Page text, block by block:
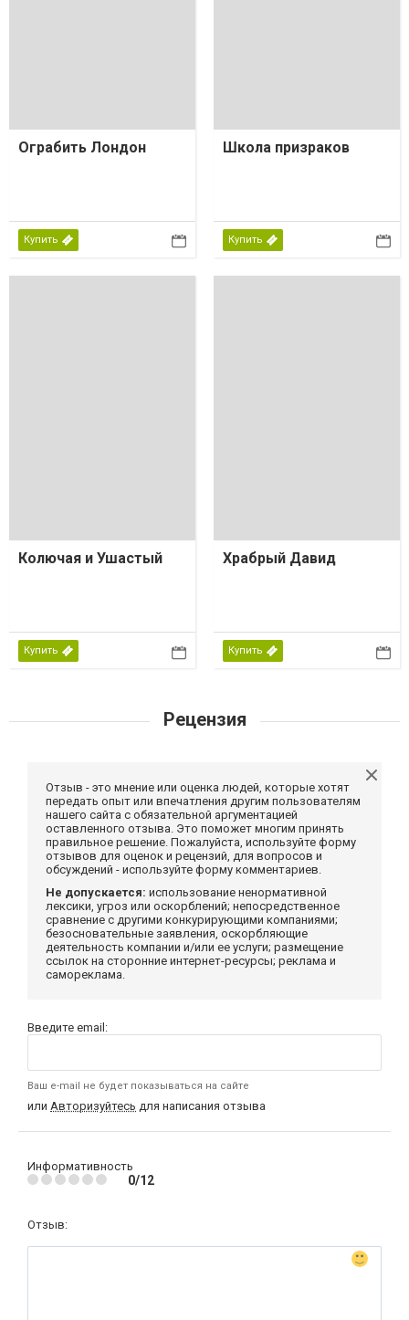
Ограбить Лондон
Купить
Школа призраков
Купить
Колючая и Ушастый
Купить
Храбрый Давид
Купить
Рецензия
Отзыв - это мнение или оценка людей, которые хотят
передать опыт или впечатления другим пользователям
нашего сайта с обязательной аргументацией
оставленного отзыва. Это поможет многим принять
правильное решение. Пожалуйста, используйте форму
отзывов для оценок и рецензий, для вопросов и
обсуждений - используйте форму комментариев.
Не допускается: использование ненормативной
лексики, угроз или оскорблений; непосредственное
сравнение с другими конкурирующими компаниями;
безосновательные заявления, оскорбляющие
деятельность компании и/или ее услуги; размещение
ссылок на сторонние интернет-ресурсы; реклама и
самореклама.
Введите email:
Ваш e-mail не будет показываться на сайте
или Авторизуйтесь для написания отзыва
Информативность
0/12
Отзыв: